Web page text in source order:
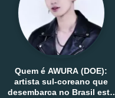
Quem é AWURA (DOE):
artista sul-coreano que
desembarca no Brasil esta